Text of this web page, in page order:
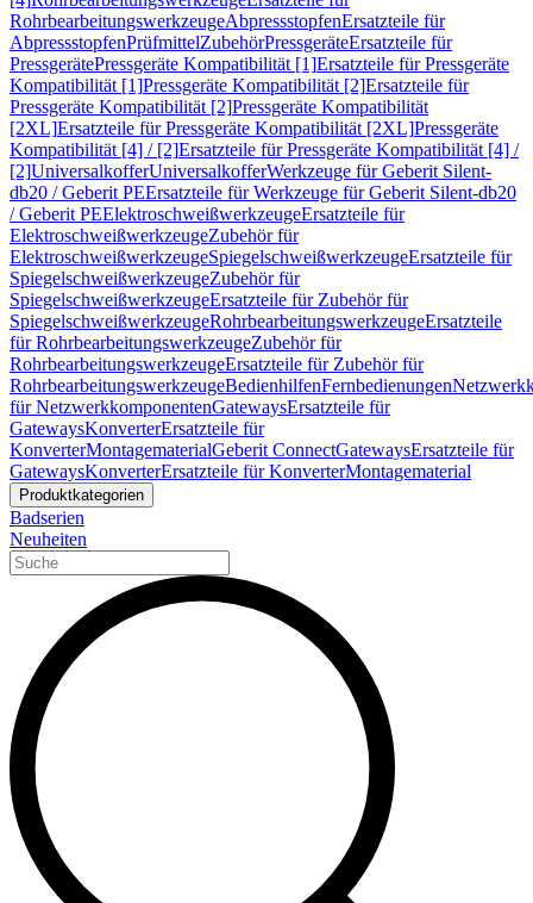
RohrbearbeitungswerkzeugeAbpressstopfenErsatzteile für
AbpressstopfenPrüfmittelZubehörPressgeräteErsatzteile für
PressgerätePressgeräte Kompatibilität [1]Ersatzteile für Pressgeräte
Kompatibilität [1]Pressgeräte Kompatibilität [2]Ersatzteile für
Pressgeräte Kompatibilität [2]Pressgeräte Kompatibilität
[2XL]Ersatzteile für Pressgeräte Kompatibilität [2XL]Pressgeräte
Kompatibilität [4] / [2]Ersatzteile für Pressgeräte Kompatibilität [4] /
[2]UniversalkofferUniversalkofferWerkzeuge für Geberit Silent-
db20 / Geberit PEErsatzteile für Werkzeuge für Geberit Silent-db20
/ Geberit PEElektroschweißwerkzeugeErsatzteile für
ElektroschweißwerkzeugeZubehör für
ElektroschweißwerkzeugeSpiegelschweißwerkzeugeErsatzteile für
SpiegelschweißwerkzeugeZubehör für
SpiegelschweißwerkzeugeErsatzteile für Zubehör für
SpiegelschweißwerkzeugeRohrbearbeitungswerkzeugeErsatzteile
für RohrbearbeitungswerkzeugeZubehör für
RohrbearbeitungswerkzeugeErsatzteile für Zubehör für
RohrbearbeitungswerkzeugeBedienhilfenFernbedienungen
für NetzwerkkomponentenGatewaysErsatzteile für
GatewaysKonverterErsatzteile für
KonverterMontagematerialGeberit ConnectGatewaysErsatzteile für
GatewaysKonverterErsatzteile für KonverterMontagematerial
Produktkategorien
Badserien
Neuheiten